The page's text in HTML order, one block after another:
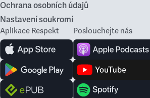
Ochrana osobních údajů
Nastavení soukromí
Aplikace Respekt Poslouchejte nás